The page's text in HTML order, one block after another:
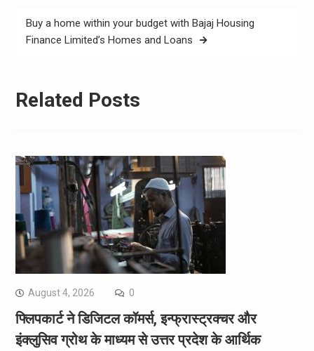
Buy a home within your budget with Bajaj Housing
Finance Limited’s Homes and Loans
Related Posts
August 4, 2026 0
फ्लिपकार्ट ने डिजिटल कॉमर्स, इन्फ्रास्ट्रक्चर और
इंक्लुसिव ग्रोथ के माध्यम से उत्तर प्रदेश के आर्थिक